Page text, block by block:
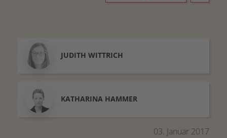
JUDITH WITTRICH
KATHARINA HAMMER
03. Januar 2017